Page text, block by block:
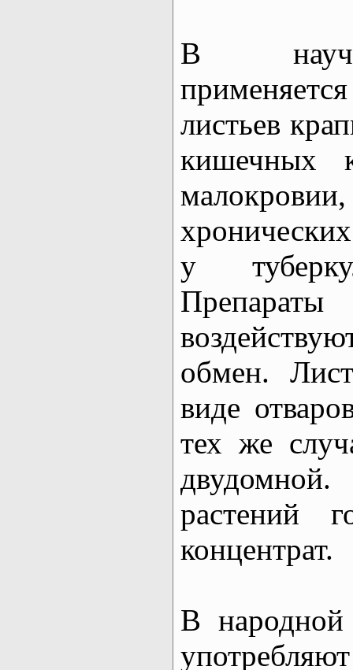
В
листьев
кишечных
у
обмен.
виде
тех же
растений
концентрат.
В народной